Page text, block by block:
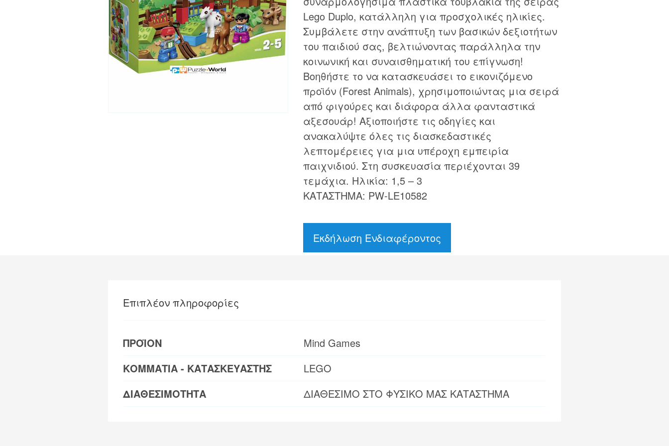
Lego Duplo, κατάλληλη για προσχολικές ηλικίες.
Συμβάλετε στην ανάπτυξη των βασικών δεξιοτήτων
του παιδιού σας, βελτιώνοντας παράλληλα την
κοινωνική και συναισθηματική του επίγνωση!
Βοηθήστε το να κατασκευάσει το εικονιζόμενο
προϊόν (Forest Animals), χρησιμοποιώντας μια σειρά
από φιγούρες και διάφορα άλλα φανταστικά
αξεσουάρ! Αξιοποιήστε τις οδηγίες και
ανακαλύψτε όλες τις διασκεδαστικές
λεπτομέρειες για μια υπέροχη εμπειρία
παιχνιδιού. Στη συσκευασία περιέχονται 39
τεμάχια. Ηλικία: 1,5 – 3
ΚΑΤΑΣΤΗΜΑ: PW-LE10582
Εκδήλωση Ενδιαφέροντος
Επιπλέον πληροφορίες
ΠΡΟΪΟΝ
Mind Games
ΚΟΜΜΑΤΙΑ - ΚΑΤΑΣΚΕΥΑΣΤΗΣ
LEGO
ΔΙΑΘΕΣΙΜΟΤΗΤΑ
ΔΙΑΘΕΣΙΜΟ ΣΤΟ ΦΥΣΙΚΟ ΜΑΣ ΚΑΤΑΣΤΗΜΑ